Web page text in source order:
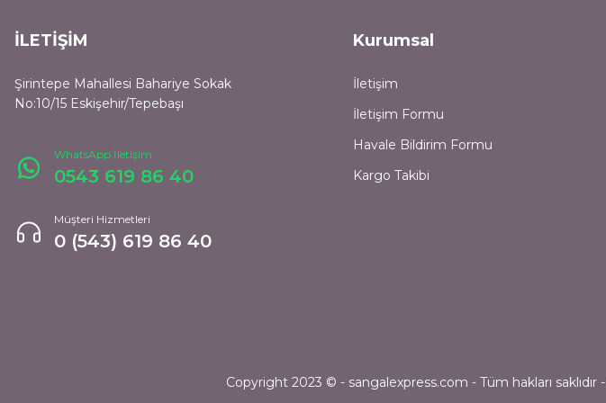
İLETİŞİM
Şirintepe Mahallesi Bahariye Sokak
No:10/15 Eskişehir/Tepebaşı
WhatsApp İletişim
0543 619 86 40
Müşteri Hizmetleri
0 (543) 619 86 40
Kurumsal
İletişim
İletişim Formu
Havale Bildirim Formu
Kargo Takibi
Copyright 2023 © - sangalexpress.com - Tüm hakları